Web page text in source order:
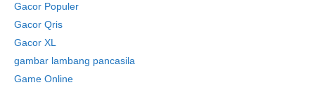
Gacor Populer
Gacor Qris
Gacor XL
gambar lambang pancasila
Game Online